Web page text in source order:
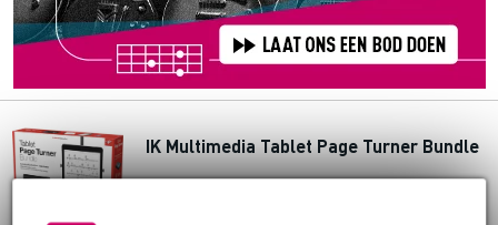
IK Multimedia Tablet Page Turner Bundle